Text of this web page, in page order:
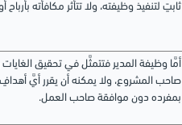
ثابتٍ لتنفيذ وظيفته، ولا تتأثر مكافأته بأرباح
أمَّا وظيفة المدير فتتمثَّل في تحقيق
صاحب المشروع، ولا يمكنه أن يقرر أيَّ
بمفرده دون موافقة صاحب العمل.